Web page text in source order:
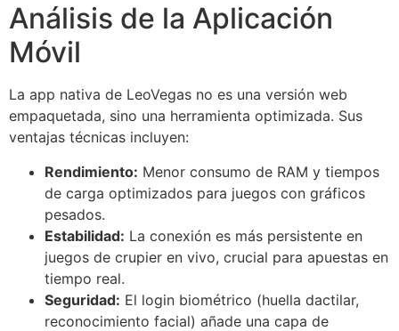
Análisis de la Aplicación
Móvil
La app nativa de LeoVegas no es una versión web
empaquetada, sino una herramienta optimizada. Sus
ventajas técnicas incluyen:
Rendimiento: Menor consumo de RAM y tiempos
de carga optimizados para juegos con gráficos
pesados.
Estabilidad: La conexión es más persistente en
juegos de crupier en vivo, crucial para apuestas en
tiempo real.
Seguridad: El login biométrico (huella dactilar,
reconocimiento facial) añade una capa de